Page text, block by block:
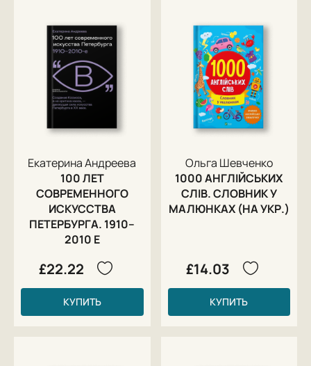
Екатерина Андреева
100 ЛЕТ
СОВРЕМЕННОГО
ИСКУССТВА
ПЕТЕРБУРГА. 1910–
2010 Е
£22.22
КУПИТЬ
Ольга Шевченко
1000 АНГЛІЙСЬКИХ
СЛІВ. СЛОВНИК У
МАЛЮНКАХ (НА УКР.)
£14.03
КУПИТЬ